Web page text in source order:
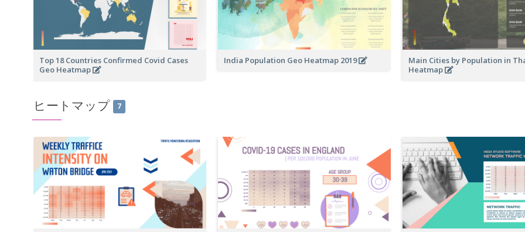
Top 18 Countries Confirmed Covid Cases
Geo Heatmap
India Population Geo Heatmap 2019
Main Cities by Population in
Heatmap
ヒートマップ 7